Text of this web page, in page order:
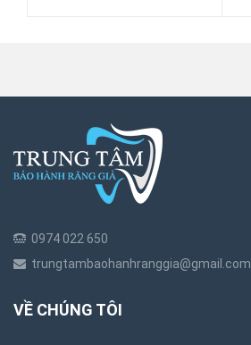
0974 022 650
trungtambaohanhranggia@gmail.com
VỀ CHÚNG TÔI